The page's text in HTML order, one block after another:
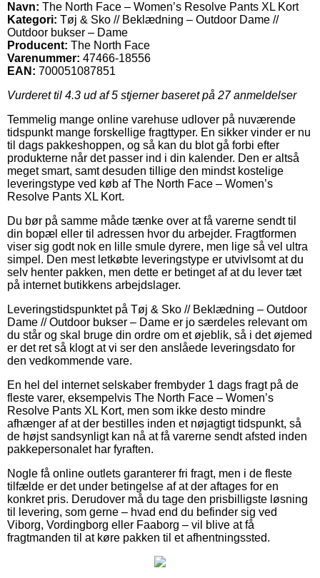
Navn: The North Face – Women’s Resolve Pants XL Kort
Kategori: Tøj & Sko // Beklædning – Outdoor Dame //
Outdoor bukser – Dame
Producent: The North Face
Varenummer: 47466-18556
EAN: 700051087851
Vurderet til 4.3 ud af 5 stjerner baseret på 27anmeldelser
Temmelig mange online varehuse udlover på nuværende
tidspunkt mange forskellige fragttyper. En sikker vinder er nu
til dags pakkeshoppen, og så kan du blot gå forbi efter
produkterne når det passer ind i din kalender. Den er altså
meget smart, samt desuden tillige den mindst kostelige
leveringstype ved køb af The North Face – Women’s
Resolve Pants XL Kort.
Du bør på samme måde tænke over at få varerne sendt til
din bopæl eller til adressen hvor du arbejder. Fragtformen
viser sig godt nok en lille smule dyrere, men lige så vel ultra
simpel. Den mest letkøbte leveringstype er utvivlsomt at du
selv henter pakken, men dette er betinget af at du lever tæt
på internet butikkens arbejdslager.
Leveringstidspunktet på Tøj & Sko // Beklædning – Outdoor
Dame // Outdoor bukser – Dame er jo særdeles relevant om
du står og skal bruge din ordre om et øjeblik, så i det øjemed
er det ret så klogt at vi ser den anslåede leveringsdato for
den vedkommende vare.
En hel del internet selskaber frembyder 1 dags fragt på de
fleste varer, eksempelvis The North Face – Women’s
Resolve Pants XL Kort, men som ikke desto mindre
afhænger af at der bestilles inden et nøjagtigt tidspunkt, så
de højst sandsynligt kan nå at få varerne sendt afsted inden
pakkepersonalet har fyraften.
Nogle få online outlets garanterer fri fragt, men i de fleste
tilfælde er det under betingelse af at der aftages for en
konkret pris. Derudover må du tage den prisbilligste løsning
til levering, som gerne – hvad end du befinder sig ved
Viborg, Vordingborg eller Faaborg – vil blive at få
fragtmanden til at køre pakken til et afhentningssted.